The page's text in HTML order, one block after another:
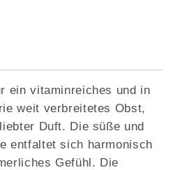
ein vitaminreiches und in
weit verbreitetes Obst,
Duft. Die süße und
entfaltet sich harmonisch
Gefühl. Die